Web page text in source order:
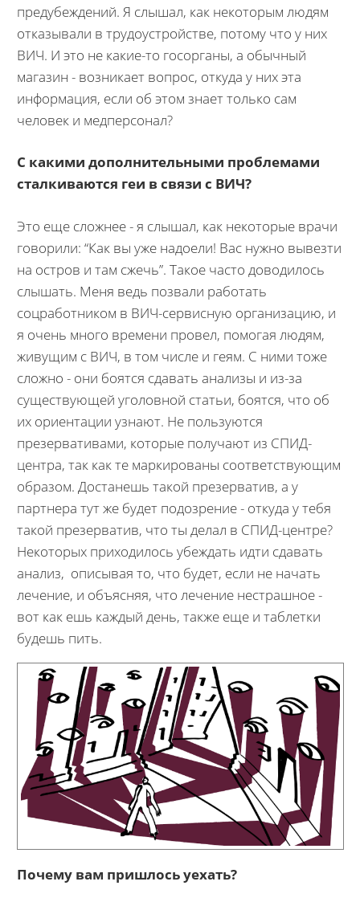
предубеждений. Я слышал, как некоторым людям
отказывали в трудоустройстве, потому что у них
ВИЧ. И это не какие-то госорганы, а обычный
магазин - возникает вопрос, откуда у них эта
информация, если об этом знает только сам
человек и медперсонал?
С какими дополнительными проблемами
сталкиваются геи в связи с ВИЧ?
Это еще сложнее - я слышал, как некоторые врачи
говорили: “Как вы уже надоели! Вас нужно вывезти
на остров и там сжечь”. Такое часто доводилось
слышать. Меня ведь позвали работать
соцработником в ВИЧ-сервисную организацию, и
я очень много времени провел, помогая людям,
живущим с ВИЧ, в том числе и геям. С ними тоже
сложно - они боятся сдавать анализы и из-за
существующей уголовной статьи, боятся, что об
их ориентации узнают. Не пользуются
презервативами, которые получают из СПИД-
центра, так как те маркированы соответствующим
образом. Достанешь такой презерватив, а у
партнера тут же будет подозрение - откуда у тебя
такой презерватив, что ты делал в СПИД-центре?
Некоторых приходилось убеждать идти сдавать
анализ, описывая то, что будет, если не начать
лечение, и объясняя, что лечение нестрашное -
вот как ешь каждый день, также еще и таблетки
будешь пить.
Почему вам пришлось уехать?